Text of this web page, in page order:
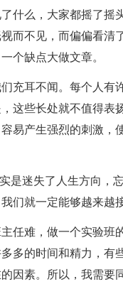
什么，大家都摇了摇
而不见，而偏偏看清
个缺点大做文章。
充耳不闻。每个人有
这些长处就不值得表
易产生强烈的刺激，
是迷失了人生方向，
们就一定能够越来越
任难，做一个实验班
多的时间和精力，有
因素。所以，我需要